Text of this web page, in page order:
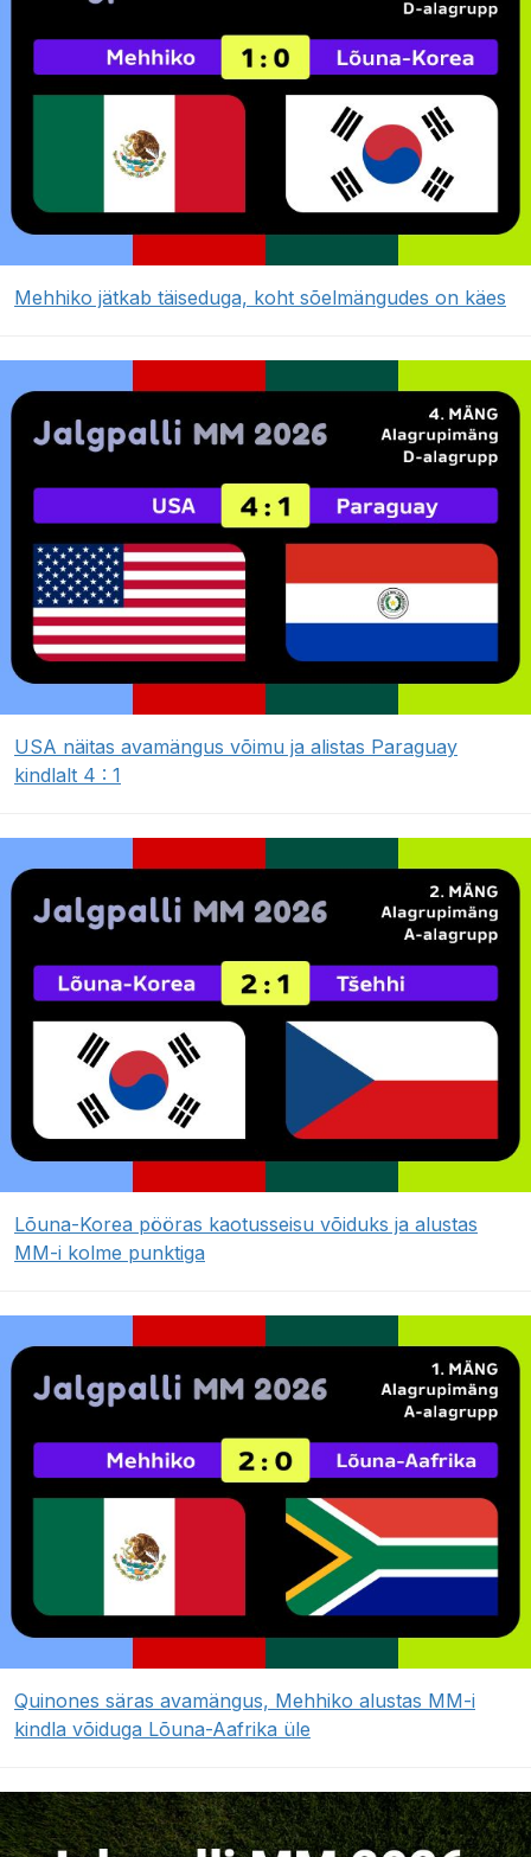
Mehhiko jätkab täiseduga, koht sõelmängudes on käes
USA näitas avamängus võimu ja alistas Paraguay
kindlalt 4 : 1
Lõuna-Korea pööras kaotusseisu võiduks ja alustas
MM-i kolme punktiga
Quinones säras avamängus, Mehhiko alustas MM-i
kindla võiduga Lõuna-Aafrika üle